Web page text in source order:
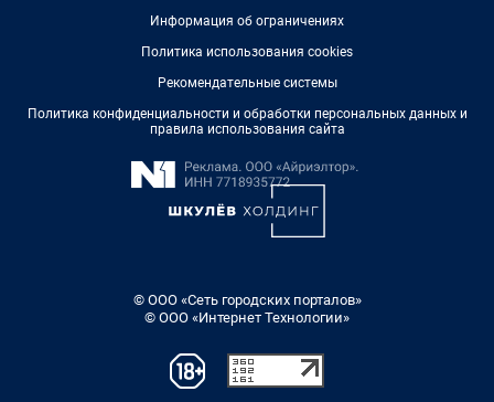
Информация об ограничениях
Политика использования cookies
Рекомендательные системы
Политика конфиденциальности и обработки персональных данных и
правила использования сайта
© ООО «Сеть городских порталов»
© ООО «Интернет Технологии»